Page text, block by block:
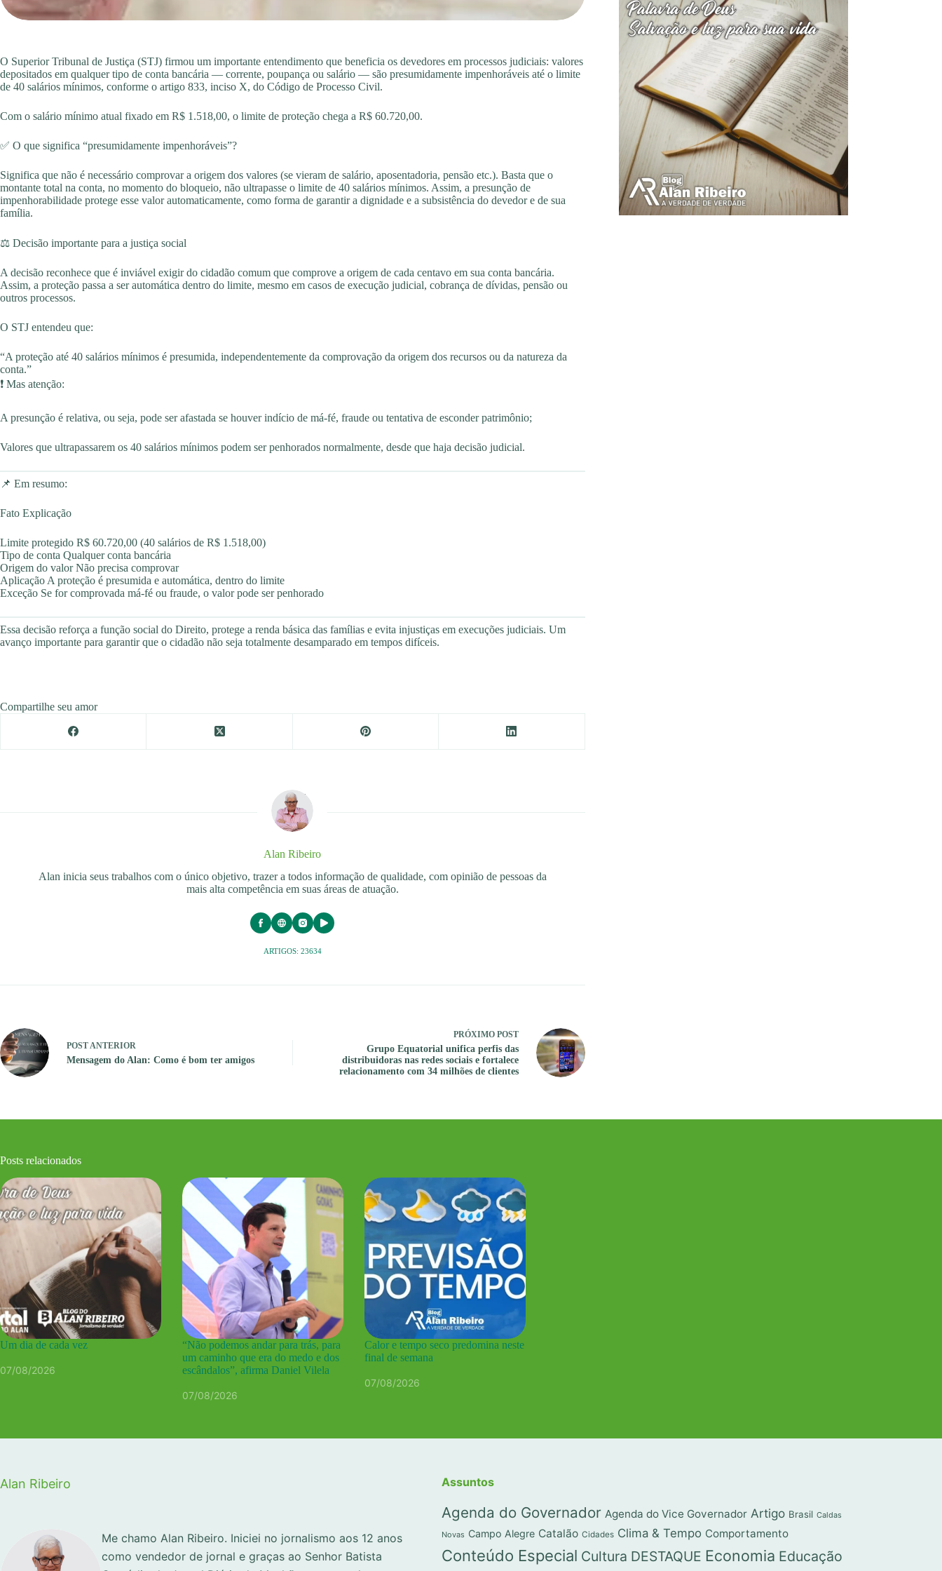
O Superior Tribunal de Justiça (STJ) firmou um importante entendimento que beneficia os devedores em processos judiciais: valores
depositados em qualquer tipo de conta bancária — corrente, poupança ou salário — são presumidamente impenhoráveis até o limite
de 40 salários mínimos, conforme o artigo 833, inciso X, do Código de Processo Civil.
Com o salário mínimo atual fixado em R$ 1.518,00, o limite de proteção chega a R$ 60.720,00.
✅ O que significa “presumidamente impenhoráveis”?
Significa que não é necessário comprovar a origem dos valores (se vieram de salário, aposentadoria, pensão etc.). Basta que o
montante total na conta, no momento do bloqueio, não ultrapasse o limite de 40 salários mínimos. Assim, a presunção de
impenhorabilidade protege esse valor automaticamente, como forma de garantir a dignidade e a subsistência do devedor e de sua
família.
⚖️ Decisão importante para a justiça social
A decisão reconhece que é inviável exigir do cidadão comum que comprove a origem de cada centavo em sua conta bancária.
Assim, a proteção passa a ser automática dentro do limite, mesmo em casos de execução judicial, cobrança de dívidas, pensão ou
outros processos.
O STJ entendeu que:
“A proteção até 40 salários mínimos é presumida, independentemente da comprovação da origem dos recursos ou da natureza da
conta.”
❗ Mas atenção:
A presunção é relativa, ou seja, pode ser afastada se houver indício de má-fé, fraude ou tentativa de esconder patrimônio;
Valores que ultrapassarem os 40 salários mínimos podem ser penhorados normalmente, desde que haja decisão judicial.
📌 Em resumo:
Fato Explicação
Limite protegido R$ 60.720,00 (40 salários de R$ 1.518,00)
Tipo de conta Qualquer conta bancária
Origem do valor Não precisa comprovar
Aplicação A proteção é presumida e automática, dentro do limite
Exceção Se for comprovada má-fé ou fraude, o valor pode ser penhorado
Essa decisão reforça a função social do Direito, protege a renda básica das famílias e evita injustiças em execuções judiciais. Um
avanço importante para garantir que o cidadão não seja totalmente desamparado em tempos difíceis.
Compartilhe seu amor
Alan Ribeiro
Alan inicia seus trabalhos com o único objetivo, trazer a todos informação de qualidade, com opinião de pessoas da
mais alta competência em suas áreas de atuação.
ARTIGOS: 23634
POSTANTERIOR
Mensagem do Alan: Como é bom ter amigos
PRÓXIMO POST
Grupo Equatorial unifica perfis das
distribuidoras nas redes sociais e fortalece
relacionamento com 34 milhões de clientes
Posts relacionados
Um dia de cada vez
07/08/2026
“Não podemos andar para trás, para
um caminho que era do medo e dos
escândalos”, afirma Daniel Vilela
07/08/2026
Calor e tempo seco predomina neste
final de semana
07/08/2026
Alan Ribeiro
Me chamo Alan Ribeiro. Iniciei no jornalismo aos 12 anos
como vendedor de jornal e graças ao Senhor Batista
Assuntos
Agenda do Governador Agenda do Vice Governador Artigo Brasil Caldas
Novas Campo Alegre Catalão Cidades Clima & Tempo Comportamento
Conteúdo Especial Cultura DESTAQUE Economia Educação